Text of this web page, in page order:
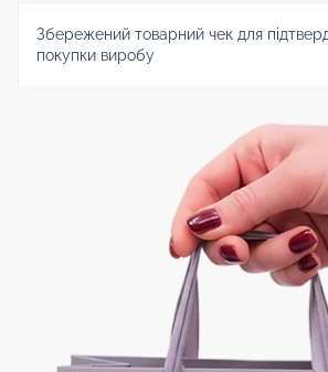
Збережений товарний чек для
покупки виробу